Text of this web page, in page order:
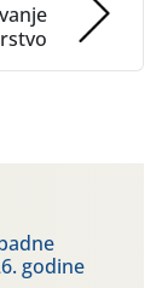
godine